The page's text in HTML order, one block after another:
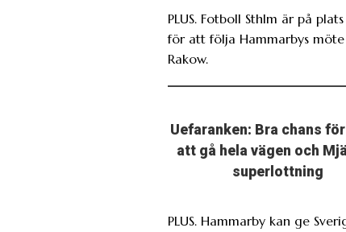
PLUS. Fotboll Sthlm är på
för att följa Hammarbys
Rakow.
Uefaranken: Bra chans
att gå hela vägen och
superlottning
PLUS. Hammarby kan ge